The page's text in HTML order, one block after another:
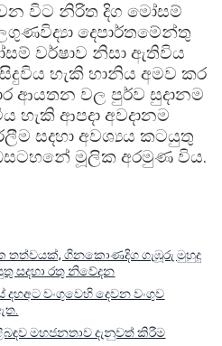
විට නිරිත දිග මෝසම්
දෙපාර්තමේන්තු
වර්ෂාව නිසා ඇතිවිය
හැකි හානිය අමව කර
ආයතන වල පුර්ව සුදානම
හැකි ආපදා අවදානම
සදහා අවශ්‍යය කටයුතු
මූලික අරමුණ විය.
තත්වයක්, ගිනකොණදිග ගැඹූරු මුහුදු
සදහා රතු නිවේදන
වංගුවෙහි දෙවන වංගුව
මහජනතාව දැනුවත් කිරීම